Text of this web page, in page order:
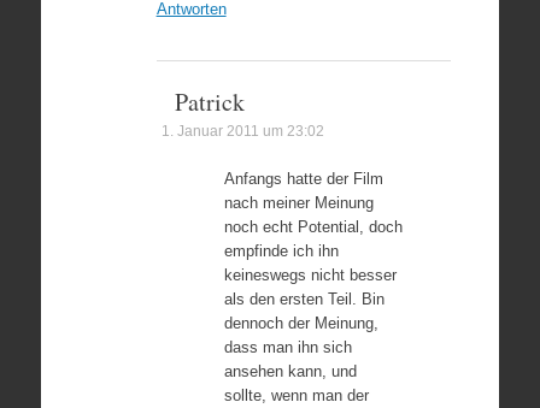
Antworten
Patrick
1. Januar 2011 um 23:02
Anfangs hatte der Film
nach meiner Meinung
noch echt Potential, doch
empfinde ich ihn
keineswegs nicht besser
als den ersten Teil. Bin
dennoch der Meinung,
dass man ihn sich
ansehen kann, und
sollte, wenn man der